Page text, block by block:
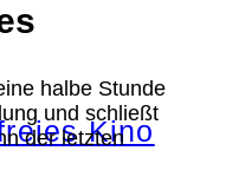
Kino
halbe Stunde
und schließt
der letzten